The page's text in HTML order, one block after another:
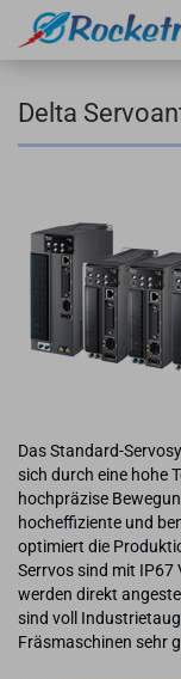
Delta
Das Standard-
sich durch eine hohe
hochpräzise
hocheffiziente und
optimiert die
Serrvos sind mit IP67
werden direkt
sind voll
Fräsmaschinen sehr